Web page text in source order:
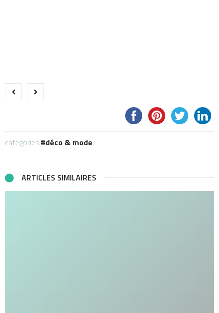
catégories: déco & mode
ARTICLES SIMILAIRES